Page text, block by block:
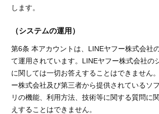
します。
（システムの運用）
第6条 本アカウントは、LINEヤフー株式会社
て運用されています。LINEヤフー株式会社の
に関しては一切お答えすることはできません
ー株式会社及び第三者から提供されているソ
リの機能、利用方法、技術等に関する質問に
えすることはできません。